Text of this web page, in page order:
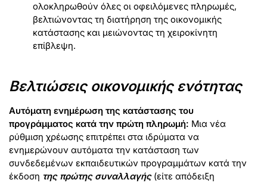
ολοκληρωθούν όλες οι οφειλόμενες πληρωμές,
βελτιώνοντας τη διατήρηση της οικονομικής
κατάστασης και μειώνοντας τη χειροκίνητη
επίβλεψη.
Βελτιώσεις οικονομικής ενότητας
Αυτόματη ενημέρωση της κατάστασης του
προγράμματος κατά την πρώτη πληρωμή: Μια νέα
ρύθμιση χρέωσης επιτρέπει στα ιδρύματα να
ενημερώνουν αυτόματα την κατάσταση των
συνδεδεμένων εκπαιδευτικών προγραμμάτων κατά την
έκδοση της πρώτης συναλλαγής(είτε απόδειξη